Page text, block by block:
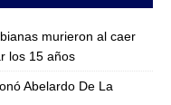
murieron al caer
los 15 años
Abelardo De La